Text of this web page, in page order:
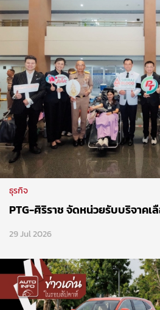
ธุรกิจ
PTG-ศิริราช จัดหน่วยรับบริจาคเ
29 Jul 2026